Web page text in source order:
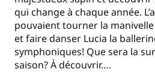
qui change à chaque année.
pouvaient tourner la
et faire danser Lucia la
symphoniques! Que sera la
saison? À découvrir….